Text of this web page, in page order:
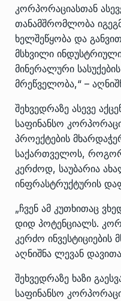
კორპორაციასთან
თანამშრომლობა
ხელშეწყობა და
მსხვილი
მინერალური
მრეწველობა,“ –
შეხვედრაზე ასევე
საფინანსო
პროექტების
საქართველოს,
კერძოდ, საუბარია
ინფრასტრუქტურის
„ჩვენ ამ კუთხითაც
დიდ პოტენციალს.
კერძო ინვესტიციების
აღნიშნა ლევან
შეხვედრაზე ხაზი
საფინანსო